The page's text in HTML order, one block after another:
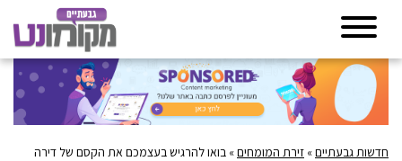
חדשות גבעתיים» זירת המומחים» בואו להרגיש בעצמכם את הקסם של דירה